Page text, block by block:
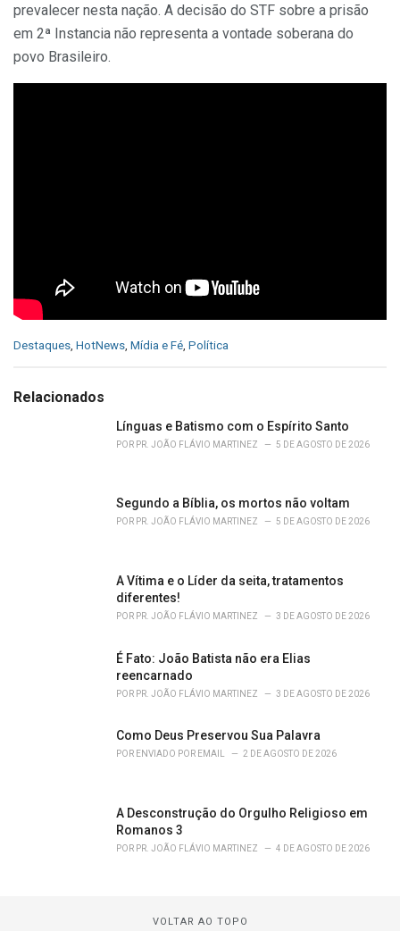
prevalecer nesta nação. A decisão do STF sobre a prisão
em 2ª Instancia não representa a vontade soberana do
povo Brasileiro.
C
e
Destaques, HotNews, Mídia e Fé, Política
Relacionados
Línguas e Batismo com o Espírito Santo
POR PR. JOÃO FLÁVIO MARTINEZ 5 DE AGOSTO DE 2026
Segundo a Bíblia, os mortos não voltam
POR PR. JOÃO FLÁVIO MARTINEZ 5 DE AGOSTO DE 2026
A Vítima e o Líder da seita, tratamentos
diferentes!
POR PR. JOÃO FLÁVIO MARTINEZ 3 DE AGOSTO DE 2026
É Fato: João Batista não era Elias
reencarnado
POR PR. JOÃO FLÁVIO MARTINEZ 3 DE AGOSTO DE 2026
Como Deus Preservou Sua Palavra
POR ENVIADO POR EMAIL 2 DE AGOSTO DE 2026
A Desconstrução do Orgulho Religioso em
Romanos 3
POR PR. JOÃO FLÁVIO MARTINEZ 4 DE AGOSTO DE 2026
VOLTAR AO TOPO